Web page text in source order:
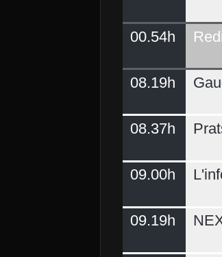
00.54h
08.19h
08.37h
09.00h
09.19h